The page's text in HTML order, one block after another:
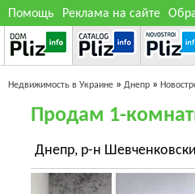
Помощь Реклама на сайте
Недвижимость в Украине » Днепр »
Продам 1-
Днепр, р-н